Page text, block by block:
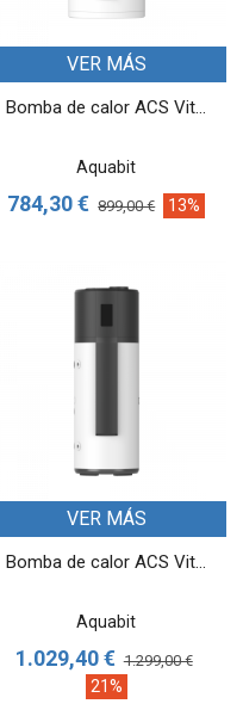
VER MÁS
Bomba de calor ACS Vit...
Aquabit
784,30 € 899,00 € 13%
VER MÁS
Bomba de calor ACS Vit...
Aquabit
1.029,40 € 1.299,00 €
21%